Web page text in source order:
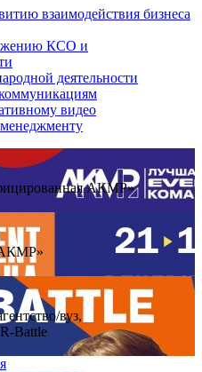
взаимодействия бизнеса
КСО и
деятельности
видео
АКМР»
АКМР»
вуз,
Battle